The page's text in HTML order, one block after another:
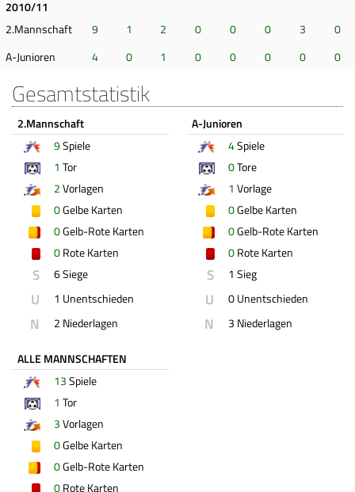
2010/11
2.Mannschaft
9 1 2 0 0 0 3
0
A-Junioren
4 0 1 0 0 0 0 0
Gesamtstatistik
2.Mannschaft
9Spiele
1 Tor
2Vorlagen
0Gelbe Karten
0Gelb-Rote Karten
0Rote Karten
S 6 Siege
U 1 Unentschieden
N 2 Niederlagen
A-Junioren
4Spiele
0Tore
1 Vorlage
0Gelbe Karten
0Gelb-Rote Karten
0Rote Karten
S 1 Sieg
U 0 Unentschieden
N 3 Niederlagen
ALLE MANNSCHAFTEN
13Spiele
1 Tor
3Vorlagen
0Gelbe Karten
0Gelb-Rote Karten
0Rote Karten